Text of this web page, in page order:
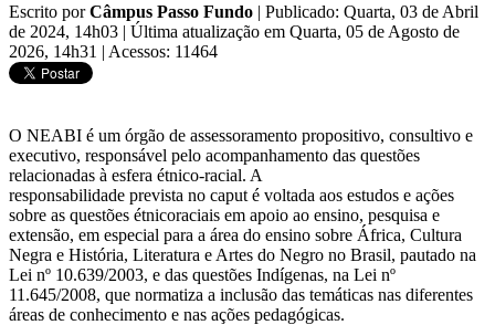
Escrito porCâmpus Passo Fundo | Publicado: Quarta, 03 de Abril
de 2024, 14h03 | Última atualização em Quarta, 05 de Agosto de
2026, 14h31 | Acessos: 11464
O NEABI é um órgão de assessoramento propositivo, consultivo e
executivo, responsável pelo acompanhamento das questões
relacionadas à esfera étnico-racial. A
responsabilidade prevista no caput é voltada aos estudos e ações
sobre as questões étnicoraciais em apoio ao ensino, pesquisa e
extensão, em especial para a área do ensino sobre África, Cultura
Negra e História, Literatura e Artes do Negro no Brasil, pautado na
Lei nº 10.639/2003, e das questões Indígenas, na Lei nº
11.645/2008, que normatiza a inclusão das temáticas nas diferentes
áreas de conhecimento e nas ações pedagógicas.